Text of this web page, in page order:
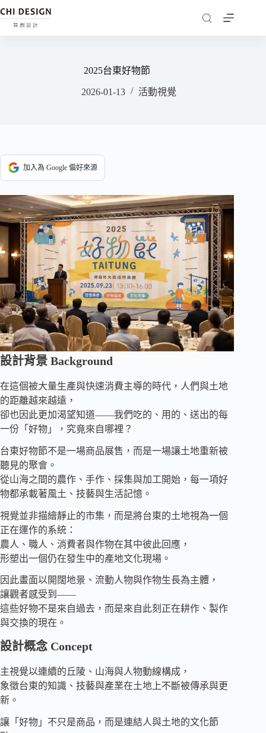
2025台東好物節
2026-01-13 活動視覺
加入為 Google 偏好來源
設計背景 Background
在這個被大量生產與快速消費主導的時代，人們與土地
的距離越來越遠，
卻也因此更加渴望知道——我們吃的、用的、送出的每
一份「好物」，究竟來自哪裡？
台東好物節不是一場商品展售，而是一場讓土地重新被
聽見的聚會。
從山海之間的農作、手作、採集與加工開始，每一項好
物都承載著風土、技藝與生活記憶。
視覺並非描繪靜止的市集，而是將台東的土地視為一個
正在運作的系統：
農人、職人、消費者與作物在其中彼此回應，
形塑出一個仍在發生中的產地文化現場。
因此畫面以開闊地景、流動人物與作物生長為主體，
讓觀者感受到——
這些好物不是來自過去，而是來自此刻正在耕作、製作
與交換的現在。
設計概念 Concept
主視覺以連續的丘陵、山海與人物動線構成，
象徵台東的知識、技藝與產業在土地上不斷被傳承與更
新。
讓「好物」不只是商品，而是連結人與土地的文化節